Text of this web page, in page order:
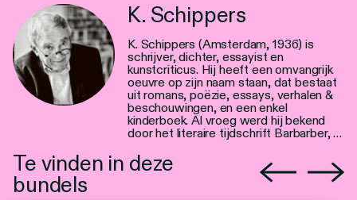
K. Schippers
K. Schippers (Amsterdam, 1936) is
schrijver, dichter, essayist en
kunstcriticus. Hij heeft een omvangrijk
oeuvre op zijn naam staan, dat bestaat
uit romans, poëzie, essays, verhalen &
beschouwingen, en een enkel
kinderboek. Al vroeg werd hij bekend
door het literaire tijdschrift Barbarber, …
Te vinden in deze
bundels